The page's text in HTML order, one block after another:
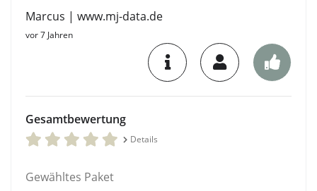
Marcus | www.mj-data.de
vor 7 Jahren
Gesamtbewertung
Details
Gewähltes Paket